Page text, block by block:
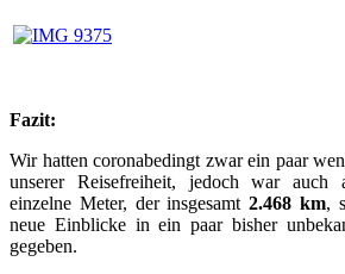
Fazit:
Wir hatten coronabedingt zwar ein paar
unserer Reisefreiheit, jedoch war
einzelne Meter, der insgesamt2.468 km,
neue Einblicke in ein paar bisher
gegeben.